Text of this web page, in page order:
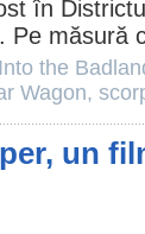
în
Pe măsură
Into the
Wagon,
un